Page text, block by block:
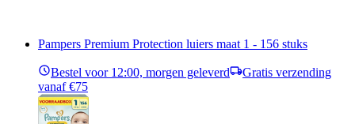
Pampers Premium Protection luiers maat 1 - 156 stuks
Bestel voor 12:00, morgen geleverd
Gratis verzending
vanaf €75